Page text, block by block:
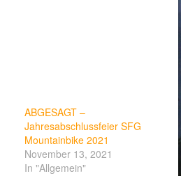
ABGESAGT –
Jahresabschlussfeier SFG
Mountainbike 2021
November 13, 2021
In "Allgemein"